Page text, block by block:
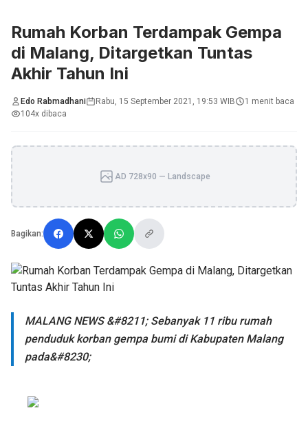
Rumah Korban Terdampak Gempa
di Malang, Ditargetkan Tuntas
Akhir Tahun Ini
Edo Rabmadhani Rabu, 15 September 2021, 19:53 WIB
1 menit baca
104x dibaca
AD 728x90 — Landscape
Bagikan:
MALANG NEWS &#8211; Sebanyak 11 ribu rumah
penduduk korban gempa bumi di Kabupaten Malang
pada&#8230;